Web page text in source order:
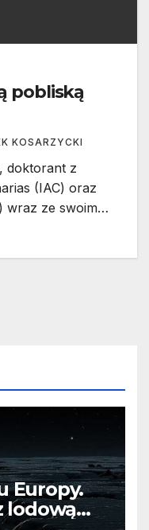
pobliską
KOSARZYCKI
doktorant z
(IAC) oraz
wraz ze swoim…
Europy.
lodową